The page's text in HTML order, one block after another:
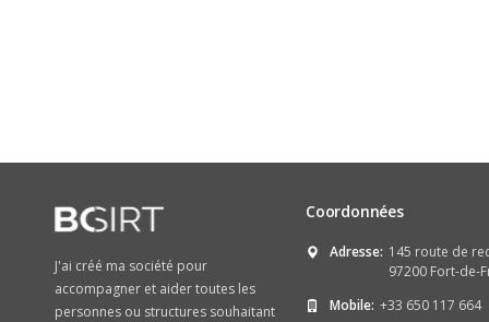
J'ai créé ma société pour
accompagner et aider toutes les
personnes ou structures souhaitant
Coordonnées
Adresse: 145 route de
97200 Fort-de-
Mobile: +33 650 117 664